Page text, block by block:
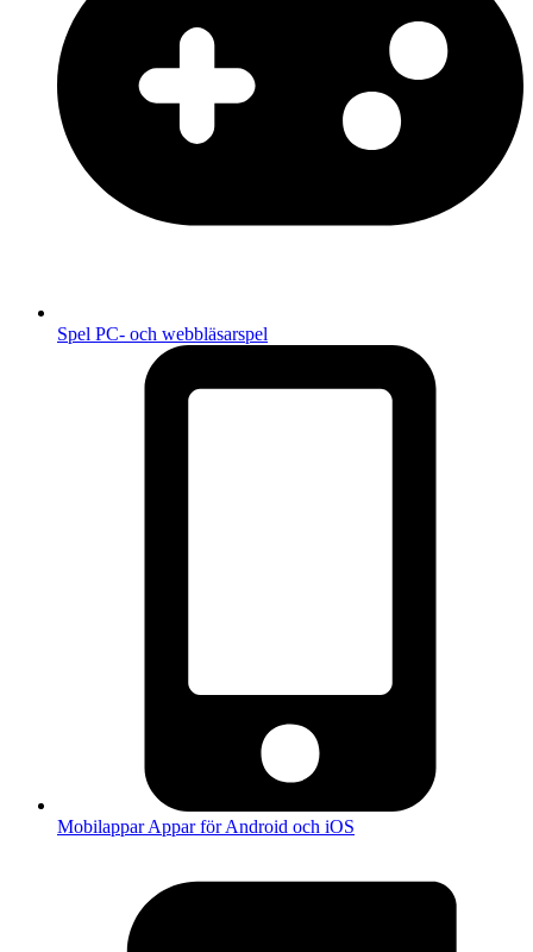
Spel PC- och webbläsarspel
MobilapparAppar för Android och iOS